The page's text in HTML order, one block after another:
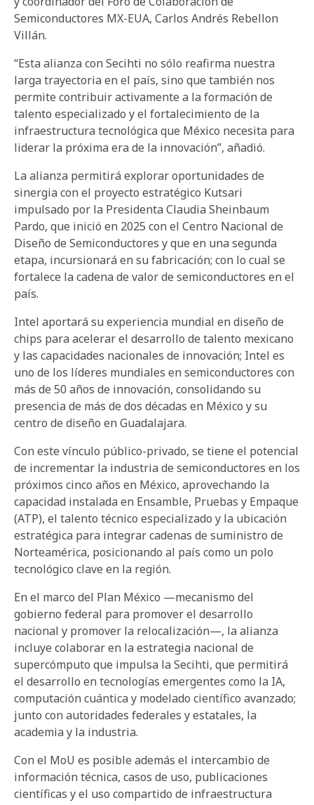
Semiconductores MX-EUA, Carlos Andrés Rebellon
Villán.
“Esta alianza con Secihti no sólo reafirma nuestra
larga trayectoria en el país, sino que también nos
permite contribuir activamente a la formación de
talento especializado y el fortalecimiento de la
infraestructura tecnológica que México necesita para
liderar la próxima era de la innovación”, añadió.
La alianza permitirá explorar oportunidades de
sinergia con el proyecto estratégico Kutsari
impulsado por la Presidenta Claudia Sheinbaum
Pardo, que inició en 2025 con el Centro Nacional de
Diseño de Semiconductores y que en una segunda
etapa, incursionará en su fabricación; con lo cual se
fortalece la cadena de valor de semiconductores en el
país.
Intel aportará su experiencia mundial en diseño de
chips para acelerar el desarrollo de talento mexicano
y las capacidades nacionales de innovación; Intel es
uno de los líderes mundiales en semiconductores con
más de 50 años de innovación, consolidando su
presencia de más de dos décadas en México y su
centro de diseño en Guadalajara.
Con este vínculo público-privado, se tiene el potencial
de incrementar la industria de semiconductores en los
próximos cinco años en México, aprovechando la
capacidad instalada en Ensamble, Pruebas y Empaque
(ATP), el talento técnico especializado y la ubicación
estratégica para integrar cadenas de suministro de
Norteamérica, posicionando al país como un polo
tecnológico clave en la región.
En el marco del Plan México —mecanismo del
gobierno federal para promover el desarrollo
nacional y promover la relocalización—, la alianza
incluye colaborar en la estrategia nacional de
supercómputo que impulsa la Secihti, que permitirá
el desarrollo en tecnologías emergentes como la IA,
computación cuántica y modelado científico avanzado;
junto con autoridades federales y estatales, la
academia y la industria.
Con el MoU es posible además el intercambio de
información técnica, casos de uso, publicaciones
científicas y el uso compartido de infraestructura